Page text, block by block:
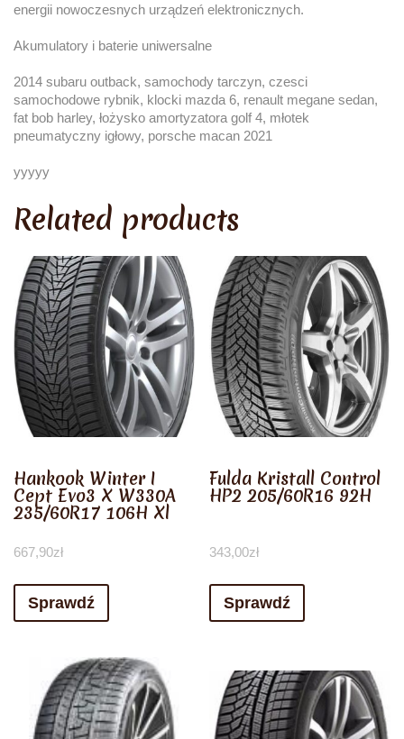
energii nowoczesnych urządzeń elektronicznych.
Akumulatory i baterie uniwersalne
2014 subaru outback, samochody tarczyn, czesci
samochodowe rybnik, klocki mazda 6, renault megane sedan,
fat bob harley, łożysko amortyzatora golf 4, młotek
pneumatyczny igłowy, porsche macan 2021
yyyyy
Related products
Hankook Winter I
Cept Evo3 X W330A
235/60R17 106H Xl
667,90zł
Sprawdź
Fulda Kristall Control
HP2 205/60R16 92H
343,00zł
Sprawdź